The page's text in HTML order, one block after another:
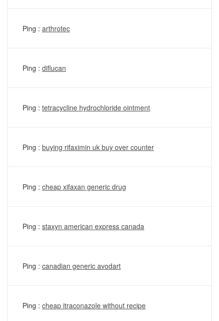
Ping : arthrotec
Ping : diflucan
Ping : tetracycline hydrochloride ointment
Ping : buying rifaximin uk buy over counter
Ping : cheap xifaxan generic drug
Ping : staxyn american express canada
Ping : canadian generic avodart
Ping : cheap itraconazole without recipe